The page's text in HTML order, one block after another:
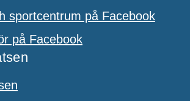
sportcentrum på Facebook
på Facebook